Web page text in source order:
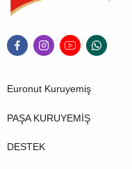
Euronut Kuruyemiş
PAŞA KURUYEMİŞ
DESTEK